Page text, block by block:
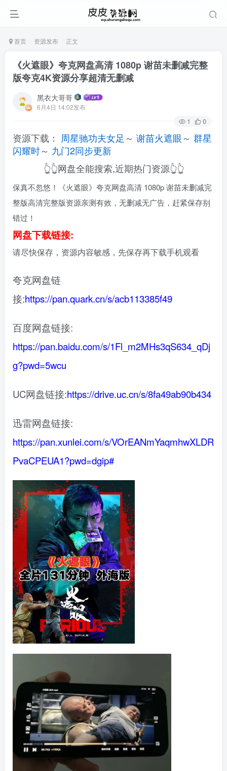
首页 资源发布 正文
《火遮眼》夸克网盘高清 1080p 谢苗未删减完整
版夸克4K资源分享超清无删减
黑衣大哥哥
6月4日 14:02发布
1 0
资源下载： 周星驰功夫女足 ～ 谢苗火遮眼～ 群星
闪耀时～ 九门2同步更新
👆👆网盘全能搜索,近期热门资源👆👆
保真不忽悠！《火遮眼》夸克网盘高清 1080p 谢苗未删减完
整版高清完整版资源亲测有效，无删减无广告，赶紧保存别
错过！
网盘下载链接:
请尽快保存，资源内容敏感，先保存再下载手机观看
夸克网盘链
接:https://pan.quark.cn/s/acb113385f49
百度网盘链接:
https://pan.baidu.com/s/1Fl_m2MHs3qS634_qDj
g?pwd=5wcu
UC网盘链接:https://drive.uc.cn/s/8fa49ab90b434
迅雷网盘链接:
https://pan.xunlei.com/s/VOrEANmYaqmhwXLDR
PvaCPEUA1?pwd=dgip#